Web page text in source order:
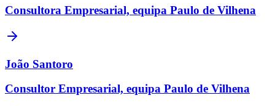
Consultora Empresarial, equipa Paulo de Vilhena
João Santoro
Consultor Empresarial, equipa Paulo de Vilhena